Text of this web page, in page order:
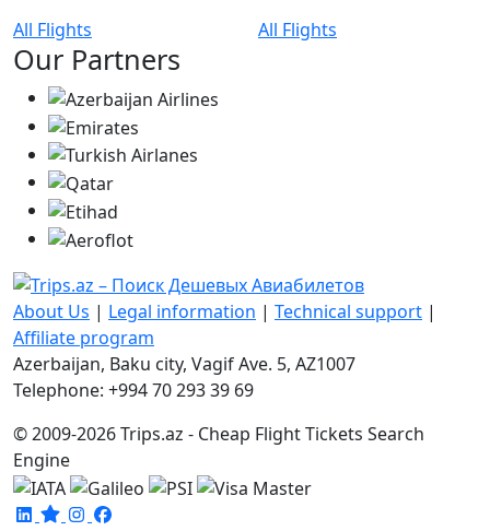
All Flights
All Flights
Our Partners
About Us | Legal information | Technical support |
Affiliate program
Azerbaijan, Baku city, Vagif Ave. 5, AZ1007
Telephone: +994 70 293 39 69
© 2009-2026 Trips.az - Cheap Flight Tickets Search
Engine